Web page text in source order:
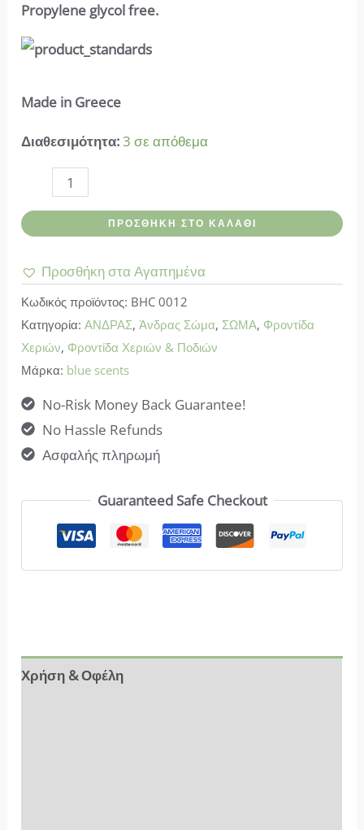
Propylene glycol free.
Made in Greece
Διαθεσιμότητα:3 σε απόθεμα
Κρέμα
Olive
Oil
ποσότητα
ΠΡΟΣΘΉΚΗ ΣΤΟ ΚΑΛΆΘΙ
Προσθήκη στα Αγαπημένα
Κωδικός προϊόντος: BHC 0012
Κατηγορία:ΑΝΔΡΑΣ,Άνδρας Σώμα, ΣΩΜΑ, Φροντίδα
Χεριών, Φροντίδα Χεριών & Ποδιών
Μάρκα: blue scents
No-Risk Money Back Guarantee!
No Hassle Refunds
Ασφαλής πληρωμή
Guaranteed Safe Checkout
Χρήση & Οφέλη